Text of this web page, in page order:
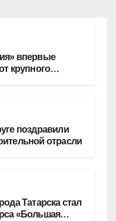
впервые
крупного
поздравили
отрасли
Татарска стал
«Большая